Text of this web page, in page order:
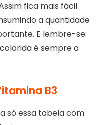
fica mais fácil
a quantidade
E lembre-se:
é sempre a
B3
só essa tabela com